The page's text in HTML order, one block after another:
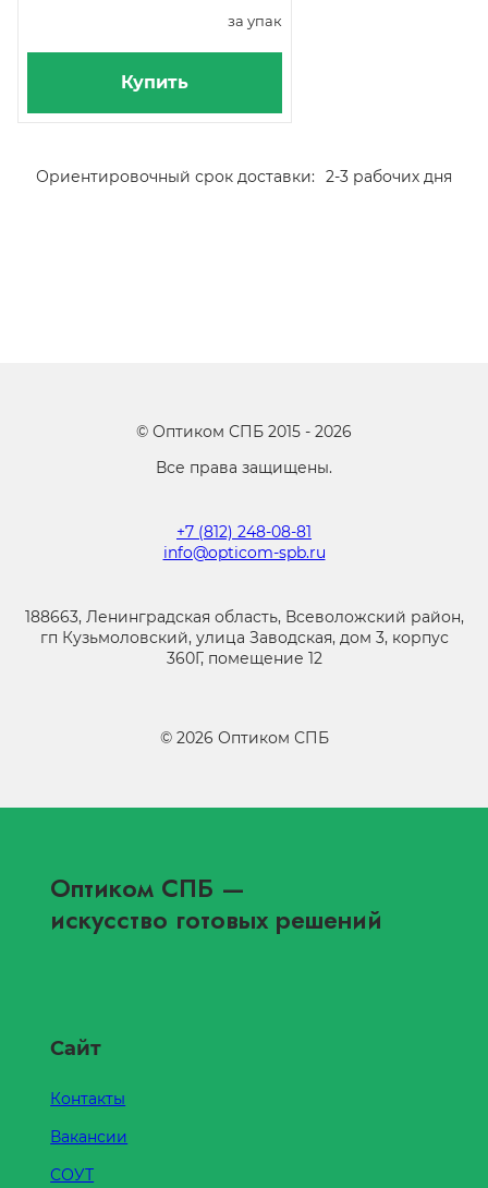
за упак
Купить
Ориентировочный срок доставки: 2-3 рабочих дня
© Оптиком СПБ 2015 - 2026
Все права защищены.
+7 (812) 248-08-81
info@opticom-spb.ru
188663, Ленинградская область, Всеволожский район,
гп Кузьмоловский, улица Заводская, дом 3, корпус
360Г, помещение 12
© 2026 Оптиком СПБ
Оптиком СПБ —
искусство готовых решений
Сайт
Контакты
Вакансии
СОУТ